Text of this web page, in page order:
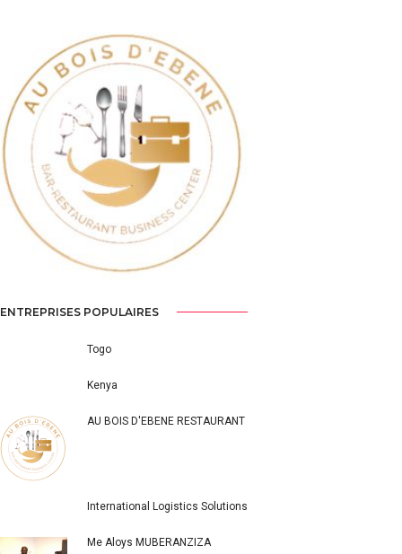
Previous Next
ENTREPRISES POPULAIRES
Togo
Kenya
AU BOIS D'EBENE RESTAURANT
International Logistics Solutions
Me Aloys MUBERANZIZA